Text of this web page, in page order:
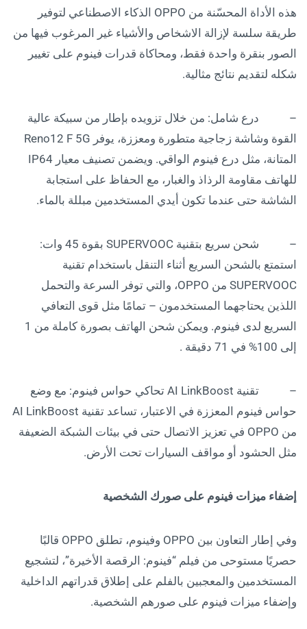
هذه الأداة المحسّنة من OPPO الذكاء الاصطناعي لتوفير
طريقة سلسة لإزالة الاشخاص والأشياء غير المرغوب فيها من
الصور بنقرة واحدة فقط، ومحاكاة قدرات فينوم على تغيير
شكله لتقديم نتائج مثالية.
– درع شامل: من خلال تزويده بإطار من سبيكة عالية
القوة وشاشة زجاجية متطورة ومعززة، يوفر Reno12 F 5G
المتانة، مثل درع فينوم الواقي. ويضمن تصنيف معيار IP64
للهاتف مقاومة الرذاذ والغبار، مع الحفاظ على استجابة
الشاشة حتى عندما تكون أيدي المستخدمين مبللة بالماء.
– شحن سريع بتقنية SUPERVOOC بقوة 45 وات:
استمتع بالشحن السريع أثناء التنقل باستخدام تقنية
SUPERVOOC من OPPO، والتي توفر السرعة والتحمل
اللذين يحتاجهما المستخدمون – تمامًا مثل قوى التعافي
السريع لدى فينوم. ويمكن شحن الهاتف بصورة كاملة من 1
إلى 100% في 71 دقيقة .
– تقنية AI LinkBoost تحاكي حواس فينوم: مع وضع
حواس فينوم المعززة في الاعتبار، تساعد تقنية AI LinkBoost
من OPPO في تعزيز الاتصال حتى في بيئات الشبكة الضعيفة
مثل الحشود أو مواقف السيارات تحت الأرض.
إضفاء ميزات فينوم على صورك الشخصية
وفي إطار التعاون بين OPPO وفينوم، تطلق OPPO قالبًا
حصريًا مستوحى من فيلم “فينوم: الرقصة الأخيرة”، لتشجيع
المستخدمين والمعجبين بالفلم على إطلاق قدراتهم الداخلية
وإضفاء ميزات فينوم على صورهم الشخصية.